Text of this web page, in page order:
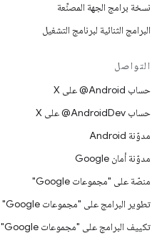
نسخة برامج الجهة المصنِّعة
البرامج الثنائية لبرنامج التشغيل
التواصل
حساب ‎@Android على X
حساب ‎@AndroidDev على X
مدوّنة Android
مدوّنة أمان Google
منصّة على "مجموعات Google"
تطوير البرامج على "مجموعات Google"
تكييف البرامج على "مجموعات Google"